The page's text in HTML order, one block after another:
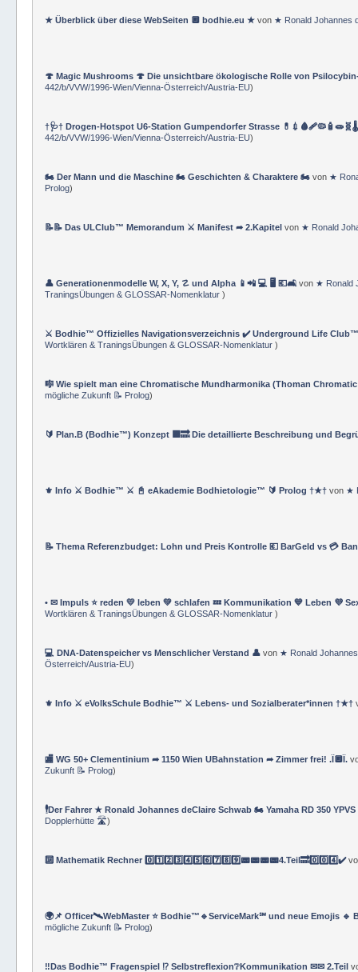
★ Überblick über diese WebSeiten 🔲 bodhie.eu ★ von ★ Ronald Johannes
🍄 Magic Mushrooms 🍄 Die unsichtbare ökologische Rolle von
442/b/VVW/1996-Wien/Vienna-Österreich/Austria-EU)
†🩺† Drogen-Hotspot U6-Station Gumpendorfer Strasse
442/b/VVW/1996-Wien/Vienna-Österreich/Austria-EU)
🏍 Der Mann und die Maschine 🏍 Geschichten & Charaktere 🏍 von ★
Prolog)
📝📝 Das ULClub™ Memorandum ⚔ Manifest ➦ 2.Kapitelvon ★ Ronald
👤 Generationenmodelle W, X, Y, ☡ und Alpha 📱📲 💻 🖥️ 💶🛋️ von ★ Ronald
TraningsÜbungen & GLOSSAR-Nomenklatur)
⚔️ Bodhie™ Offizielles Navigationsverzeichnis ✔️ Underground Life Club™
Wortklären & TraningsÜbungen & GLOSSAR-Nomenklatur)
🎼 Wie spielt man eine Chromatische Mundharmonika (Thoman
mögliche Zukunft 📝 Prolog)
🔰 Plan.B (Bodhie™) Konzept 🟪🔜 Die detaillierte Beschreibung und
⚜ Info ⚔ Bodhie™ ⚔ 📓 eAkademie Bodhietologie™ 🔰 Prolog †★†von ★
📝 Thema Referenzbudget: Lohn und Preis Kontrolle 💶 BarGeld vs 💳
• ✉ Impuls ⭐️ reden 💛 leben 💚 schlafen 💤 Kommunikation 💙 Leben 💜
Wortklären & TraningsÜbungen & GLOSSAR-Nomenklatur)
💻 DNA-Datenspeicher vs Menschlicher Verstand 👤 von ★ Ronald
Österreich/Austria-EU)
⚜ Info ⚔ eVolksSchule Bodhie™ ⚔ Lebens- und Sozialberater*innen †★†
🏬 WG 50+ Clementinium ➦ 1150 Wien UBahnstation ➦ Zimmer frei! .Ï🔲Ï.
Zukunft 📝 Prolog)
🕴Der Fahrer ★ Ronald Johannes deClaire Schwab 🏍️ Yamaha RD 350
Dopplerhütte 🛣)
🔟 Mathematik Rechner 0️⃣1️⃣2️⃣3️⃣4️⃣5️⃣6️⃣7️⃣8️⃣9️⃣📟📟📟📟4.Teil🔜0️⃣0️⃣4️⃣✔️
🌍📌 Officer🛰WebMaster ⭐️ Bodhie™🔹ServiceMark℠ und neue Emojis 🔹
mögliche Zukunft 📝 Prolog)
‼️Das Bodhie™ Fragenspiel ⁉️ Selbstreflexion❔Kommunikation ✉✉ 2.Teil